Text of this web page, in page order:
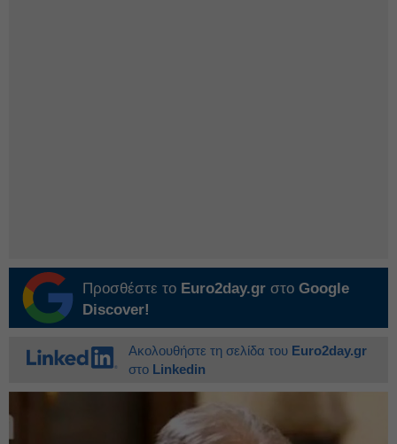
Προσθέστε το Euro2day.gr στο Google
Discover!
Ακολουθήστε τη σελίδα του Euro2day.gr
στο Linkedin